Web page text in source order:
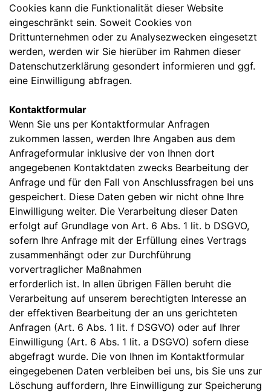
Cookies kann die Funktionalität dieser Website
eingeschränkt sein. Soweit Cookies von
Drittunternehmen oder zu Analysezwecken eingesetzt
werden, werden wir Sie hierüber im Rahmen dieser
Datenschutzerklärung gesondert informieren und ggf.
eine Einwilligung abfragen.
Kontaktformular
Wenn Sie uns per Kontaktformular Anfragen
zukommen lassen, werden Ihre Angaben aus dem
Anfrageformular inklusive der von Ihnen dort
angegebenen Kontaktdaten zwecks Bearbeitung der
Anfrage und für den Fall von Anschlussfragen bei uns
gespeichert. Diese Daten geben wir nicht ohne Ihre
Einwilligung weiter. Die Verarbeitung dieser Daten
erfolgt auf Grundlage von Art. 6 Abs. 1 lit. b DSGVO,
sofern Ihre Anfrage mit der Erfüllung eines Vertrags
zusammenhängt oder zur Durchführung
vorvertraglicher Maßnahmen
erforderlich ist. In allen übrigen Fällen beruht die
Verarbeitung auf unserem berechtigten Interesse an
der effektiven Bearbeitung der an uns gerichteten
Anfragen (Art. 6 Abs. 1 lit. f DSGVO) oder auf Ihrer
Einwilligung (Art. 6 Abs. 1 lit. a DSGVO) sofern diese
abgefragt wurde. Die von Ihnen im Kontaktformular
eingegebenen Daten verbleiben bei uns, bis Sie uns zur
Löschung auffordern, Ihre Einwilligung zur Speicherung